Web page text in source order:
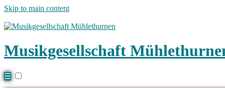
Skip to main content
Musikgesellschaft
☰